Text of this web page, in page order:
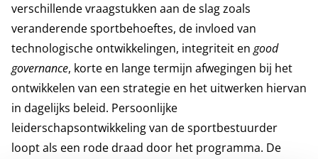
verschillende vraagstukken aan de slag zoals
veranderende sportbehoeftes, de invloed van
technologische ontwikkelingen, integriteit en good
governance, korte en lange termijn afwegingen bij het
ontwikkelen van een strategie en het uitwerken hiervan
in dagelijks beleid. Persoonlijke
leiderschapsontwikkeling van de sportbestuurder
loopt als een rode draad door het programma. De